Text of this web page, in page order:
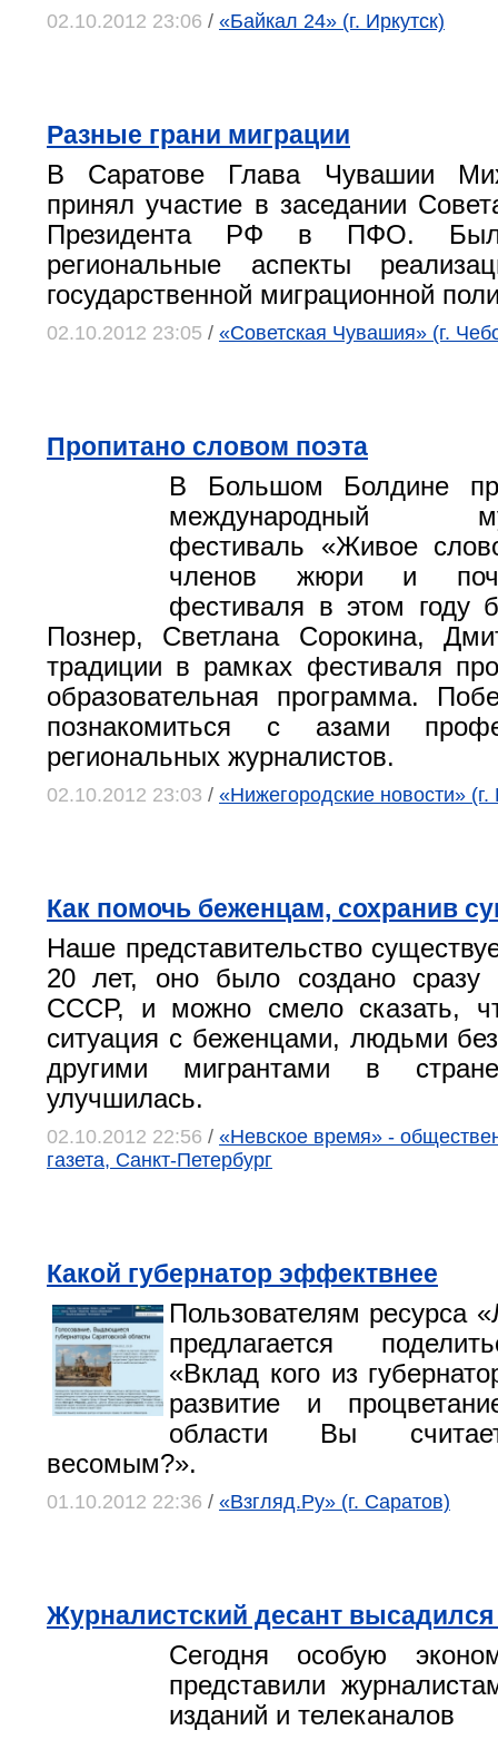
02.10.2012 23:06 / «Байкал 24» (г. Иркутск)
Разные грани миграции
В Саратове Глава Чувашии
принял участие в заседании
Президента РФ в ПФО.
региональные аспекты
государственной миграционной
02.10.2012 23:05 / «Советская Чувашия» (г.
Пропитано словом поэта
В Большом Болдине
международный
фестиваль «Живое
членов жюри и
фестиваля в этом году
Познер, Светлана Сорокина,
традиции в рамках фестиваля
образовательная программа.
познакомиться с азами
региональных журналистов.
02.10.2012 23:03 / «Нижегородские новости»
Как помочь беженцам, сохранив
Наше представительство
20 лет, оно было создано сразу
СССР, и можно смело сказать,
ситуация с беженцами, людьми
другими мигрантами в
улучшилась.
02.10.2012 22:56 / «Невское время» -
газета, Санкт-Петербург
Какой губернатор эффектвнее
Пользователям ресурса
предлагается
«Вклад кого из
развитие и
области Вы
весомым?».
01.10.2012 22:36 / «Взгляд.Ру» (г. Саратов)
Журналистский десант
Сегодня особую
представили
изданий и телеканалов